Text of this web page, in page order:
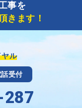
事を
きます！
ヤル
受付